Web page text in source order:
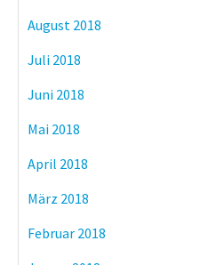
August 2018
Juli 2018
Juni 2018
Mai 2018
April 2018
März 2018
Februar 2018